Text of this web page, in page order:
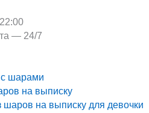
— 24/7
с шарами
на выписку
шаров на выписку для девочки